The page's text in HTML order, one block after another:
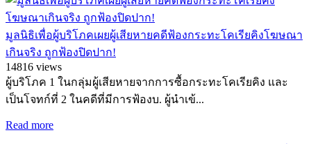
มูลนิธิเพื่อผู้บริโภคเผยผู้เสียหายคดีฟ้องกระทะโคเรียคิงโฆษณา
เกินจริง ถูกฟ้องปิดปาก!
14816 views
ผู้บริโภค 1 ในกลุ่มผู้เสียหายจากการซื้อกระทะโคเรียคิง และ
เป็นโจทก์ที่ 2 ในคดีที่มีการฟ้องบ. ผู้นำเข้...
Read more